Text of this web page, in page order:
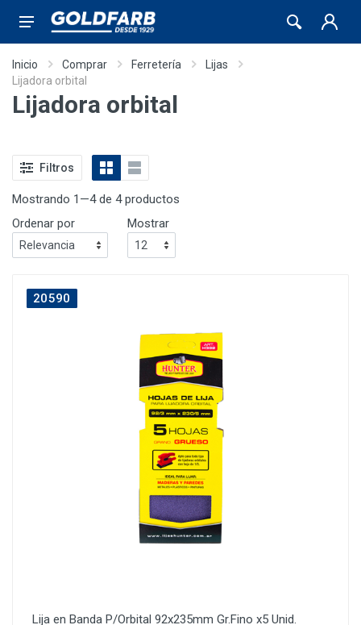
Inicio Comprar Ferretería
Lijas
Lijadora orbital
Lijadora orbital
Filtros
Mostrando 1—4 de 4 productos
Ordenar por
Mostrar
20590
Lija en Banda P/Orbital 92x235mm Gr.Fino x5 Unid.